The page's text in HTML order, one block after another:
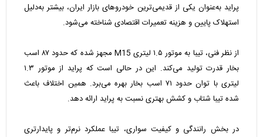
پراید به‌عنوان یکی از قدیمی‌ترین خودروهای بازار ایران، بیشتر به‌دلیل
استهلاک پایین و هزینه تعمیرات اقتصادی شناخته می‌شود.
از نظر فنی، تیبا به موتور ۱.۵ لیتری M15 مجهز شده که حدود ۸۷ اسب
بخار قدرت تولید می‌کند. این در حالی است که پراید از موتور ۱.۳
لیتری با توان حدود ۷۱ اسب بخار بهره می‌برد. همین اختلاف باعث
شده تیبا شتاب و کشش بهتری نسبت به پراید ارائه دهد.
در بخش رانندگی و کیفیت سواری، تیبا عملکرد نرم‌تر و پایدارتری